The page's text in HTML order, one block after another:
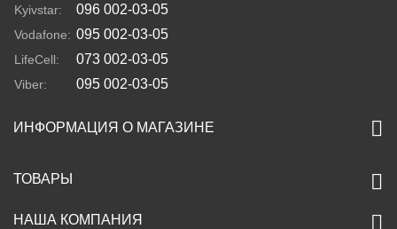
Kyivstar: 096 002-03-05
Vodafone: 095 002-03-05
LifeCell: 073 002-03-05
Viber: 095 002-03-05
ИНФОРМАЦИЯ О МАГАЗИНЕ
ТОВАРЫ
НАША КОМПАНИЯ